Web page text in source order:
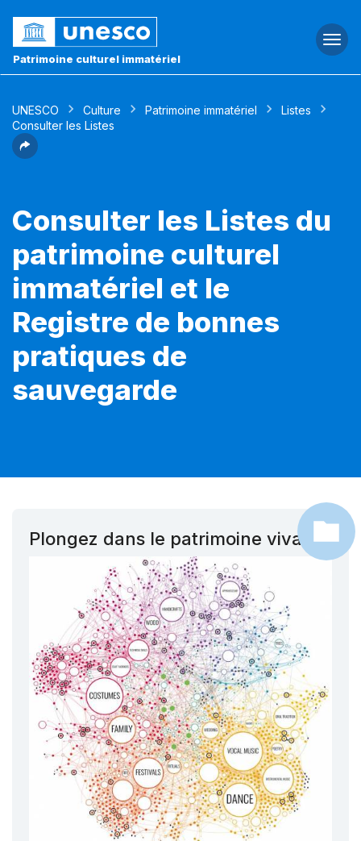
Patrimoine culturel immatériel
UNESCO Culture Patrimoine immatériel
Listes
Consulter les Listes
Consulter les Listes du
patrimoine culturel
immatériel et le
Registre de bonnes
pratiques de
sauvegarde
Plongez dans le patrimoine vivant !